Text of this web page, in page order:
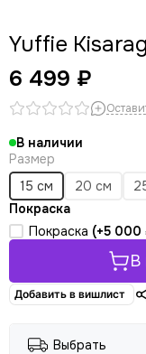
Yuffie
6 499 ₽
В наличии
Размер
15 см
20 см
Покраска
Покраска (+5 000
В
Добавить в вишлист
Выбрать